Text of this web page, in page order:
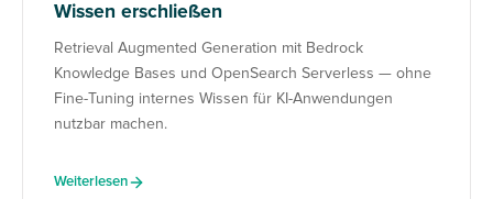
Wissen erschließen
Retrieval Augmented Generation mit Bedrock
Knowledge Bases und OpenSearch Serverless — ohne
Fine-Tuning internes Wissen für KI-Anwendungen
nutzbar machen.
Weiterlesen